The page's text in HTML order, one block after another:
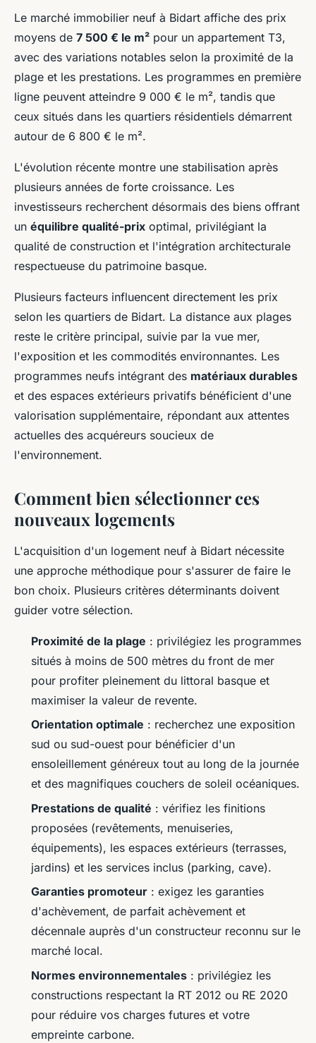
Le marché immobilier neuf à Bidart affiche des prix
moyens de 7 500 € le m² pour un appartement T3,
avec des variations notables selon la proximité de la
plage et les prestations. Les programmes en première
ligne peuvent atteindre 9 000 € le m², tandis que
ceux situés dans les quartiers résidentiels démarrent
autour de 6 800 € le m².
L'évolution récente montre une stabilisation après
plusieurs années de forte croissance. Les
investisseurs recherchent désormais des biens offrant
un équilibre qualité-prix optimal, privilégiant la
qualité de construction et l'intégration architecturale
respectueuse du patrimoine basque.
Plusieurs facteurs influencent directement les prix
selon les quartiers de Bidart. La distance aux plages
reste le critère principal, suivie par la vue mer,
l'exposition et les commodités environnantes. Les
programmes neufs intégrant des matériaux durables
et des espaces extérieurs privatifs bénéficient d'une
valorisation supplémentaire, répondant aux attentes
actuelles des acquéreurs soucieux de
l'environnement.
Comment bien sélectionner ces
nouveaux logements
L'acquisition d'un logement neuf à Bidart nécessite
une approche méthodique pour s'assurer de faire le
bon choix. Plusieurs critères déterminants doivent
guider votre sélection.
Proximité de la plage : privilégiez les programmes
situés à moins de 500 mètres du front de mer
pour profiter pleinement du littoral basque et
maximiser la valeur de revente.
Orientation optimale : recherchez une exposition
sud ou sud-ouest pour bénéficier d'un
ensoleillement généreux tout au long de la journée
et des magnifiques couchers de soleil océaniques.
Prestations de qualité : vérifiez les finitions
proposées (revêtements, menuiseries,
équipements), les espaces extérieurs (terrasses,
jardins) et les services inclus (parking, cave).
Garanties promoteur : exigez les garanties
d'achèvement, de parfait achèvement et
décennale auprès d'un constructeur reconnu sur le
marché local.
Normes environnementales : privilégiez les
constructions respectant la RT 2012 ou RE 2020
pour réduire vos charges futures et votre
empreinte carbone.